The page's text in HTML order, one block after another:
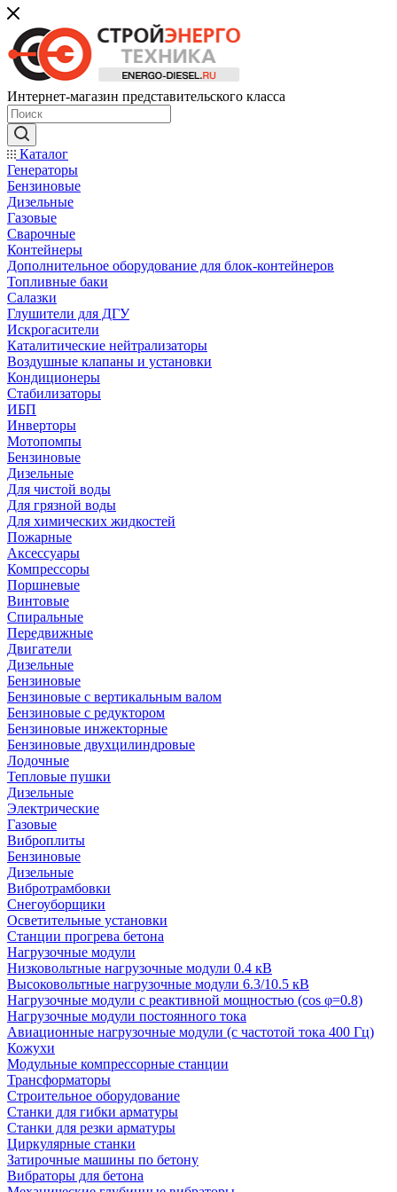
Интернет-магазин представительского класса
Каталог
Генераторы
Бензиновые
Дизельные
Газовые
Сварочные
Контейнеры
Дополнительное оборудование для блок-контейнеров
Топливные баки
Салазки
Глушители для ДГУ
Искрогасители
Каталитические нейтрализаторы
Воздушные клапаны и установки
Кондиционеры
Стабилизаторы
ИБП
Инверторы
Мотопомпы
Бензиновые
Дизельные
Для чистой воды
Для грязной воды
Для химических жидкостей
Пожарные
Аксессуары
Компрессоры
Поршневые
Винтовые
Спиральные
Передвижные
Двигатели
Дизельные
Бензиновые
Бензиновые с вертикальным валом
Бензиновые с редуктором
Бензиновые инжекторные
Бензиновые двухцилиндровые
Лодочные
Тепловые пушки
Дизельные
Электрические
Газовые
Виброплиты
Бензиновые
Дизельные
Вибротрамбовки
Снегоуборщики
Осветительные установки
Станции прогрева бетона
Нагрузочные модули
Низковольтные нагрузочные модули 0.4 кВ
Высоковольтные нагрузочные модули 6.3/10.5 кВ
Нагрузочные модули с реактивной мощностью (cos φ=0.8)
Нагрузочные модули постоянного тока
Авиационные нагрузочные модули (с частотой тока 400 Гц)
Кожухи
Модульные компрессорные станции
Трансформаторы
Строительное оборудование
Станки для гибки арматуры
Станки для резки арматуры
Циркулярные станки
Затирочные машины по бетону
Вибраторы для бетона